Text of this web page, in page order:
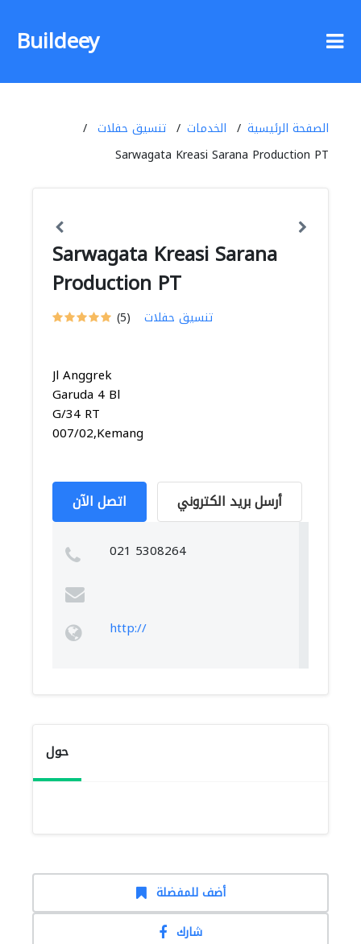
Buildeey
الصفحة الرئيسية الخدمات
تنسيق حفلات
Sarwagata Kreasi Sarana Production PT
Sarwagata Kreasi Sarana
Production PT
(5) تنسيق حفلات
Jl Anggrek
Garuda 4 Bl
G/34 RT
007/02,Kemanggisan,...
اتصل الآن أرسل بريد الكتروني
021 5308264
http://
حول
أضف للمفضلة
شارك